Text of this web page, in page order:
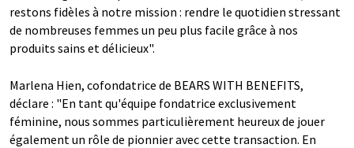
restons fidèles à notre mission : rendre le quotidien stressant
de nombreuses femmes un peu plus facile grâce à nos
produits sains et délicieux".
Marlena Hien, cofondatrice de BEARS WITH BENEFITS,
déclare : "En tant qu'équipe fondatrice exclusivement
féminine, nous sommes particulièrement heureux de jouer
également un rôle de pionnier avec cette transaction. En